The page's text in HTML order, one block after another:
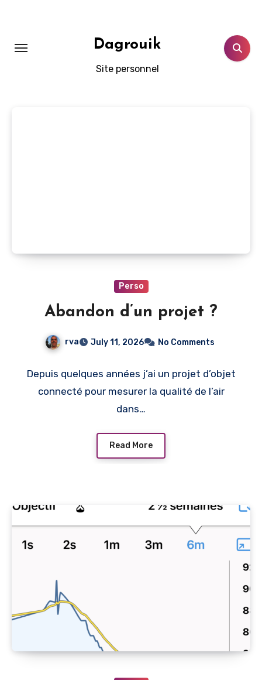
Dagrouik
Site personnel
Perso
Abandon d’un projet ?
rva July 11, 2026 No Comments
Depuis quelques années j’ai un projet d’objet
connecté pour mesurer la qualité de l’air
dans…
Read More